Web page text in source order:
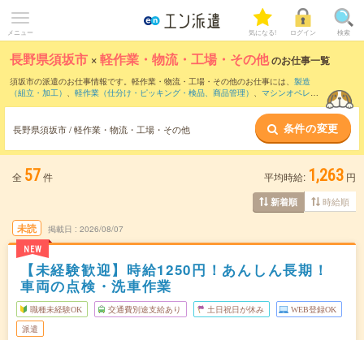
メニュー 気になる! ログイン 検索
長野県須坂市 ×軽作業・物流・工場・その他のお仕事一覧
須坂市の派遣のお仕事情報です。軽作業・物流・工場・その他のお仕事には、 製造
（組立・加工） 、 軽作業（仕分け・ピッキング・検品、商品管理） 、 マシンオペレー
長野県須坂市 / 軽作業・物流・工場・その他 条件の変更
全 57件 平均時給: 1,263 円
新着順 時給順
未読
NEW
掲載日 2026/08/07
【未経験歓迎】時給1250円！あんしん長期！
車両の点検・洗車作業
職種未経験OK 交通費別途支給あり 土日祝日が休み WEB登録OK
派遣